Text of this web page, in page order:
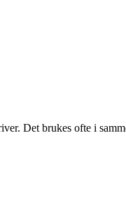
Det brukes ofte i